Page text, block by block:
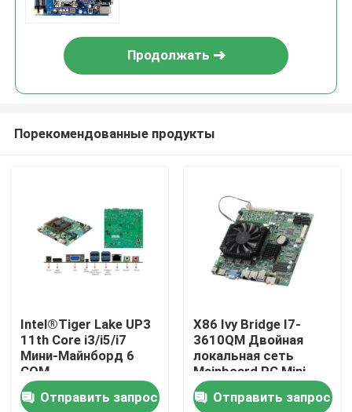
Продолжать
Порекомендованные продукты
Intel®Tiger Lake UP3
11th Core i3/i5/i7
Мини-Майнборд 6
COM
Отправить запрос
X86 Ivy Bridge I7-
3610QM Двойная
локальная сеть
Mainboard PC Mini
2COM 2 GLAN для
банка ATM
Отправить запрос